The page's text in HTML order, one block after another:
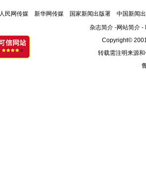
人民网传媒 新华网传媒 国家新闻出版署
中国新闻
杂志简介-网站简介-
Copyright©
转载需注明来源